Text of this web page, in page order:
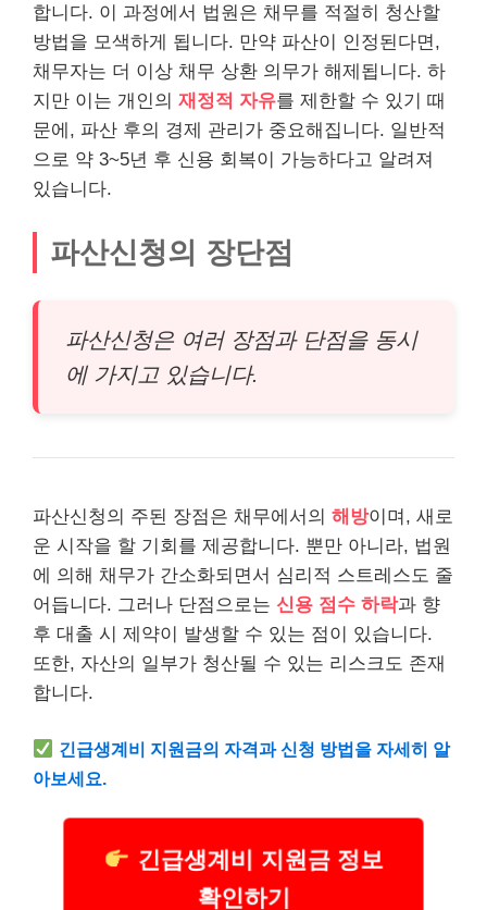
합니다. 이 과정에서 법원은 채무를 적절히 청산할
방법을 모색하게 됩니다. 만약 파산이 인정된다면,
채무자는 더 이상 채무 상환 의무가 해제됩니다. 하
지만 이는 개인의 재정적 자유를 제한할 수 있기 때
문에, 파산 후의 경제 관리가 중요해집니다. 일반적
으로 약 3~5년 후 신용 회복이 가능하다고 알려져
있습니다.
파산신청의 장단점
파산신청은 여러 장점과 단점을 동시
에 가지고 있습니다.
파산신청의 주된 장점은 채무에서의 해방이며, 새로
운 시작을 할 기회를 제공합니다. 뿐만 아니라, 법원
에 의해 채무가 간소화되면서 심리적 스트레스도 줄
어듭니다. 그러나 단점으로는 신용 점수 하락과 향
후 대출 시 제약이 발생할 수 있는 점이 있습니다.
또한, 자산의 일부가 청산될 수 있는 리스크도 존재
합니다.
긴급생계비 지원금의 자격과 신청 방법을 자세히 알
아보세요.
긴급생계비 지원금 정보
확인하기